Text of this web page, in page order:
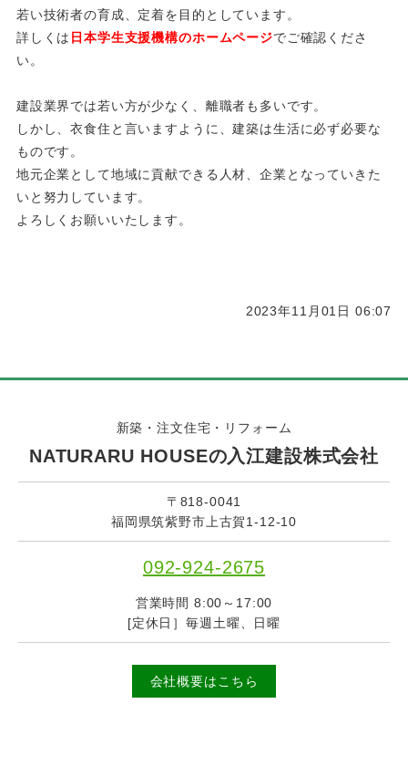
若い技術者の育成、定着を目的としています。
詳しくは 日本学生支援機構のホームページでご確認くださ
い。
建設業界では若い方が少なく、離職者も多いです。
しかし、衣食住と言いますように、建築は生活に必ず必要な
ものです。
地元企業として地域に貢献できる人材、企業となっていきた
いと努力しています。
よろしくお願いいたします。
2023年11月01日 06:07
新築・注文住宅・リフォーム
NATURARU HOUSEの入江建設株式会社
〒818-0041
福岡県筑紫野市上古賀1-12-10
092-924-2675
営業時間 8:00～17:00
[定休日］毎週土曜、日曜
会社概要はこちら